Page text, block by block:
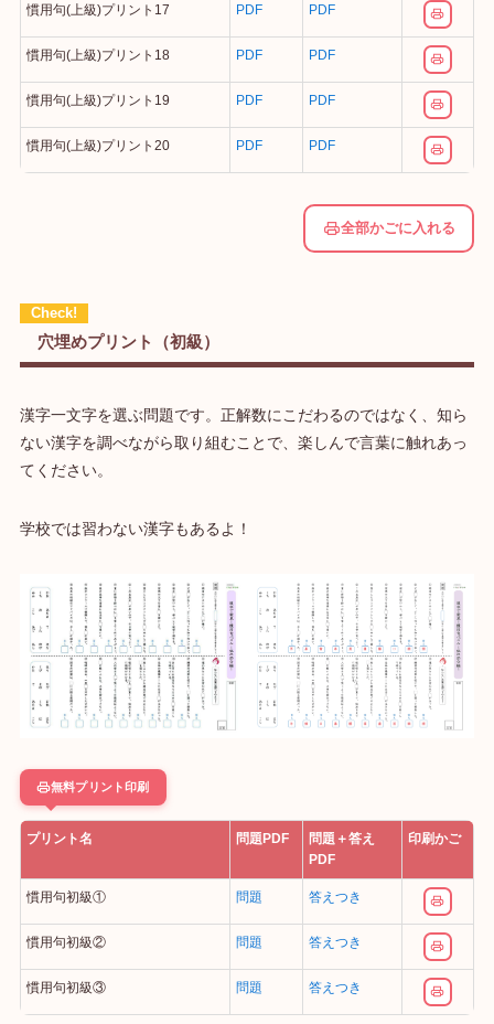
慣用句(上級)プリント17 PDF PDF
慣用句(上級)プリント18 PDF PDF
慣用句(上級)プリント19 PDF PDF
慣用句(上級)プリント20 PDF PDF
全部かごに入れる
穴埋めプリント（初級）
漢字一文字を選ぶ問題です。正解数にこだわるのではなく、知ら
ない漢字を調べながら取り組むことで、楽しんで言葉に触れあっ
てください。
学校では習わない漢字もあるよ！
無料プリント印刷
プリント名 問題PDF
問題＋答え
PDF
印刷かご
慣用句初級① 問題 答えつき
慣用句初級② 問題 答えつき
慣用句初級③ 問題 答えつき